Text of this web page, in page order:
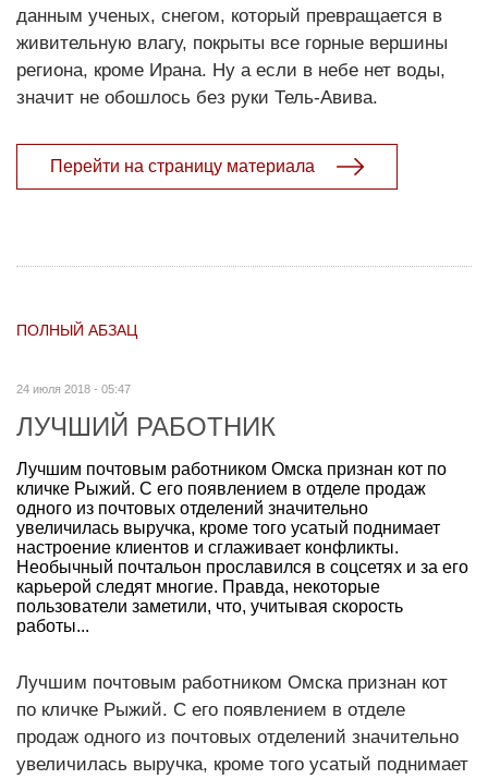
данным ученых, снегом, который превращается в
живительную влагу, покрыты все горные вершины
региона, кроме Ирана. Ну а если в небе нет воды,
значит не обошлось без руки Тель-Авива.
Перейти на страницу материала
ПОЛНЫЙ АБЗАЦ
24 июля 2018 - 05:47
ЛУЧШИЙ РАБОТНИК
Лучшим почтовым работником Омска признан кот по
кличке Рыжий. С его появлением в отделе продаж
одного из почтовых отделений значительно
увеличилась выручка, кроме того усатый поднимает
настроение клиентов и сглаживает конфликты.
Необычный почтальон прославился в соцсетях и за его
карьерой следят многие. Правда, некоторые
пользователи заметили, что, учитывая скорость
работы...
Лучшим почтовым работником Омска признан кот
по кличке Рыжий. С его появлением в отделе
продаж одного из почтовых отделений значительно
увеличилась выручка, кроме того усатый поднимает